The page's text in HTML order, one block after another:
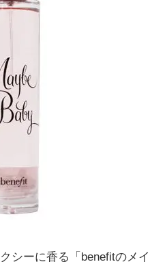
シーに香る「benefitのメイ